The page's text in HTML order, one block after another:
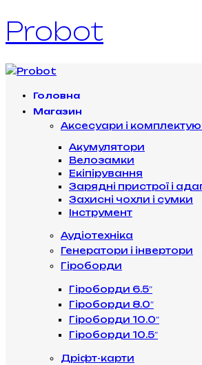
Probot
Головна
Магазин
Аксесуари і
Акумулятори
Велозамки
Екіпірування
Зарядні пристрої і
Захисні чохли і сумки
Інструмент
Аудіотехніка
Генератори і інвертори
Гіроборди
Гіроборди 6.5″
Гіроборди 8.0″
Гіроборди 10.0″
Гіроборди 10.5″
Дріфт-карти